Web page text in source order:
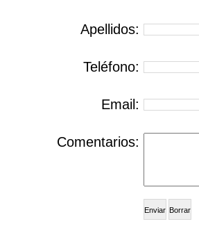
Apellidos:
Teléfono:
Email:
Comentarios: